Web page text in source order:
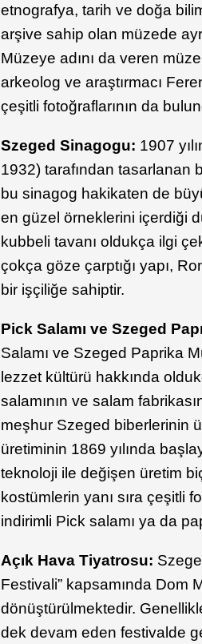
etnografya, tarih ve doğa
arşive sahip olan müzede
Müzeye adını da veren
arkeolog ve araştırmacı
çeşitli fotoğraflarının da
Szeged Sinagogu: 1907
1932) tarafından tasarlanan
bu sinagog hakikaten de
en güzel örneklerini içerdiği
kubbeli tavanı oldukça ilgi
çokça göze çarptığı yapı,
bir işçiliğe sahiptir.
Pick Salamı ve Szeged
Salamı ve Szeged Paprika
lezzet kültürü hakkında
salamının ve salam
meşhur Szeged biberlerinin
üretiminin 1869 yılında
teknoloji ile değişen üretim
kostümlerin yanı sıra çeşitli
indirimli Pick salamı ya da
Açık Hava Tiyatrosu:
Festivali” kapsamında Dom
dönüştürülmektedir.
dek devam eden festivalde